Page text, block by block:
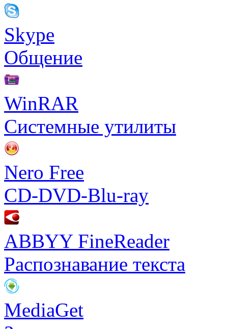
Skype
Общение
WinRAR
Системные утилиты
Nero Free
CD-DVD-Blu-ray
ABBYY FineReader
Распознавание текста
MediaGet